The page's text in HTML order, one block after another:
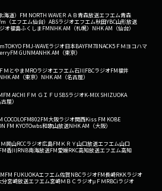
道） FM NORTH WAVEＲＡＢ青森放送エフエム青森
（エフエム仙台） ABSラジオエフエム秋田YBC山形放送
オ福島ふくしまFMNHK AM（札幌） NHK AM（仙台）
TOKYO FMJ-WAVEラジオ日本BAYFM78NACK5 ＦＭヨコハマ
FM GUNMANHK AM（東京）
ＦＭとやまMROラジオエフエム石川FBCラジオFM福井
NHK AM（東京） NHK AM（名古屋）
FM AICHI ＦＭ ＧＩＦＵ SBSラジオK-MIX SHIZUOKA
屋）
COCOLOFM802FM大阪ラジオ関西Kiss FM KOBE
FM KYOTOwbs和歌山放送NHK AM（大阪）
Ｍ岡山RCCラジオ広島FM ＫＲＹ山口放送エフエム山口
FM香川RNB南海放送FM愛媛RKC高知放送エフエム高知
FM FUKUOKAエフエム佐賀NBCラジオFM長崎RKKラジオ
分宮崎放送エフエム宮崎ＭＢＣラジオμＦＭRBCiラジオ